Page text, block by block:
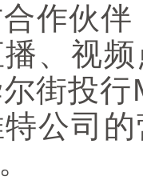
作伙
、视
街投
公司